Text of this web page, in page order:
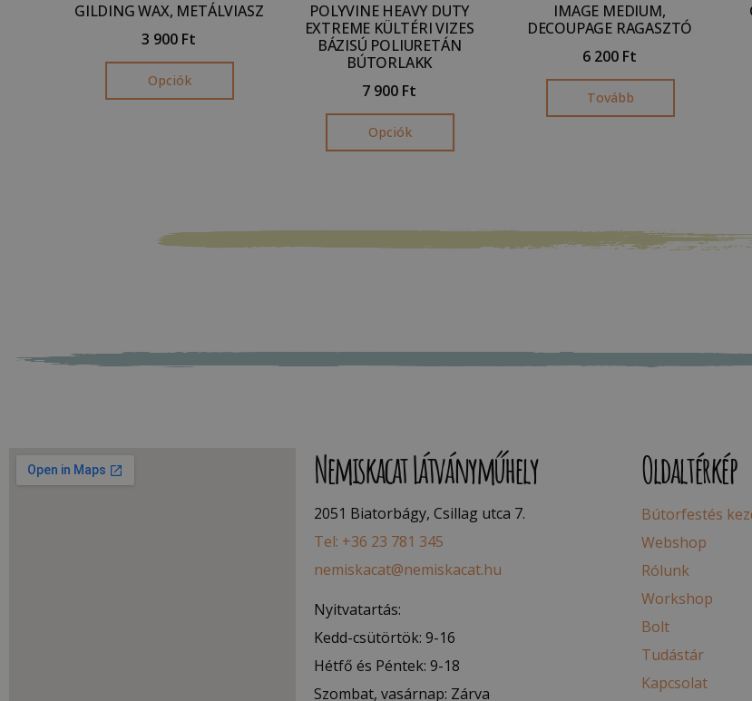
GILDING WAX, METÁLVIASZ
3 900 Ft
Opciók
POLYVINE HEAVY DUTY
EXTREME KÜLTÉRI VIZES
BÁZISÚ POLIURETÁN
BÚTORLAKK
7 900 Ft
Opciók
IMAGE MEDIUM,
DECOUPAGE RAGASZTÓ
6 200 Ft
Tovább
Nemiskacat Látványműhely
2051 Biatorbágy, Csillag utca 7.
Tel: +36 23 781 345
nemiskacat@nemiskacat.hu
Nyitvatartás:
Kedd-csütörtök: 9-16
Hétfő és Péntek: 9-18
Szombat, vasárnap: Zárva
Oldaltérkép
Bútorfestés
Webshop
Rólunk
Workshop
Bolt
Tudástár
Kapcsolat